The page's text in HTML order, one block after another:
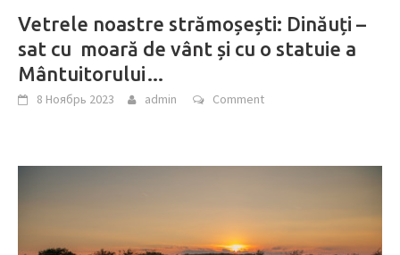
Vetrele noastre strămoșești: Dinăuți –
sat cu moară de vânt și cu o statuie a
Mântuitorului…
8 Ноябрь 2023 admin Comment